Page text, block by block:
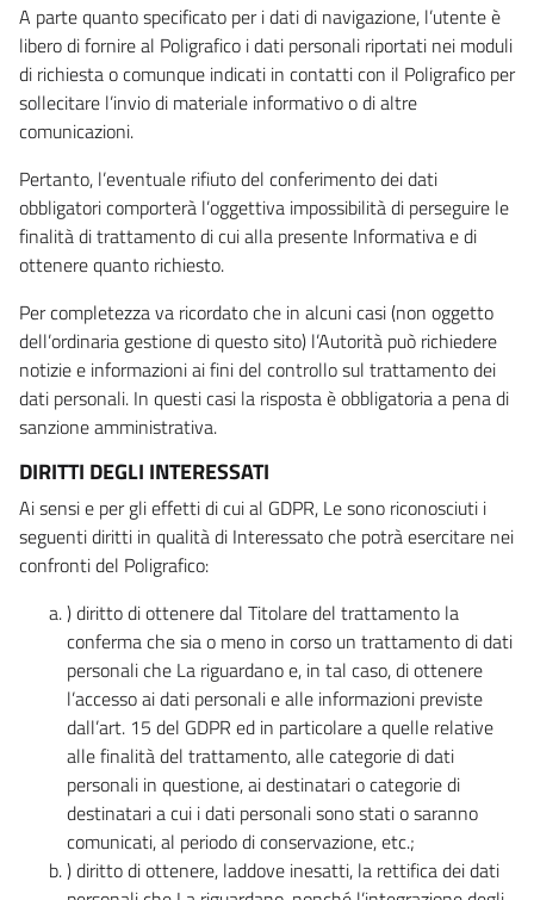
A parte quanto specificato per i dati di navigazione, l’utente è
libero di fornire al Poligrafico i dati personali riportati nei moduli
di richiesta o comunque indicati in contatti con il Poligrafico per
sollecitare l’invio di materiale informativo o di altre
comunicazioni.
Pertanto, l’eventuale rifiuto del conferimento dei dati
obbligatori comporterà l’oggettiva impossibilità di perseguire le
finalità di trattamento di cui alla presente Informativa e di
ottenere quanto richiesto.
Per completezza va ricordato che in alcuni casi (non oggetto
dell’ordinaria gestione di questo sito) l’Autorità può richiedere
notizie e informazioni ai fini del controllo sul trattamento dei
dati personali. In questi casi la risposta è obbligatoria a pena di
sanzione amministrativa.
DIRITTI DEGLI INTERESSATI
Ai sensi e per gli effetti di cui al GDPR, Le sono riconosciuti i
seguenti diritti in qualità di Interessato che potrà esercitare nei
confronti del Poligrafico:
) diritto di ottenere dal Titolare del trattamento la
conferma che sia o meno in corso un trattamento di dati
personali che La riguardano e, in tal caso, di ottenere
l’accesso ai dati personali e alle informazioni previste
dall’art. 15 del GDPR ed in particolare a quelle relative
alle finalità del trattamento, alle categorie di dati
personali in questione, ai destinatari o categorie di
destinatari a cui i dati personali sono stati o saranno
comunicati, al periodo di conservazione, etc.;
) diritto di ottenere, laddove inesatti, la rettifica dei dati